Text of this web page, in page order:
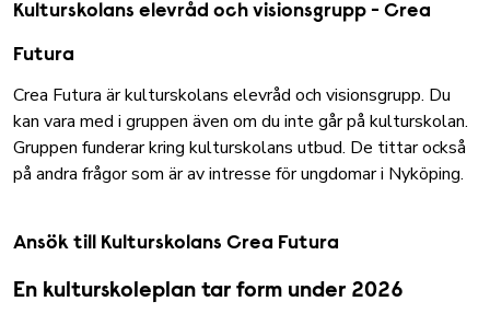
Kulturskolans elevråd och visionsgrupp - Crea
Futura
Crea Futura är kulturskolans elevråd och visionsgrupp. Du
kan vara med i gruppen även om du inte går på kulturskolan.
Gruppen funderar kring kulturskolans utbud. De tittar också
på andra frågor som är av intresse för ungdomar i Nyköping.
Ansök till Kulturskolans Crea Futura
En kulturskoleplan tar form under 2026